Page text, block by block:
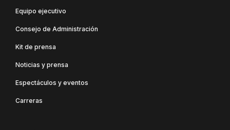
Equipo ejecutivo
Consejo de Administración
Kit de prensa
Noticias y prensa
Espectáculos y eventos
Carreras